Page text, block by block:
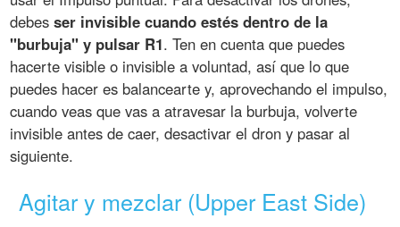
debesser invisible cuando estés dentro de la
"burbuja" y pulsar R1. Ten en cuenta que puedes
hacerte visible o invisible a voluntad, así que lo que
puedes hacer es balancearte y, aprovechando el impulso,
cuando veas que vas a atravesar la burbuja, volverte
invisible antes de caer, desactivar el dron y pasar al
siguiente.
Agitar y mezclar (Upper East Side)